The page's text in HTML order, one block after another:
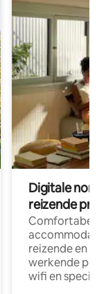
Digitale
reizende
Comfortabele
reizende en
werkende
wifi en